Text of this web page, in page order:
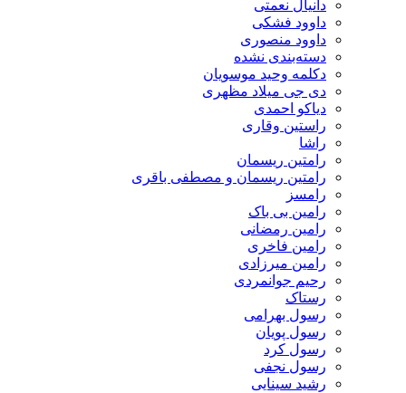
دانیال نعمتی
داوود فشکی
داوود منصوری
دسته‌بندی نشده
دکلمه وحید موسویان
دی جی میلاد مظهری
دیاکو احمدی
راستین وقاری
رامتین ریسمان
رامتین ریسمان و مصطفی باقری
رامسز
رامین بی باک
رامین رمضانی
رامین فاخری
رامین میرزادی
رحیم جوانمردی
رستاک
رسول بهرامی
رسول پویان
رسول کرد
رسول نجفی
رشید سینایی